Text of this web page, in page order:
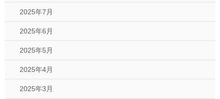
2025年7月
2025年6月
2025年5月
2025年4月
2025年3月